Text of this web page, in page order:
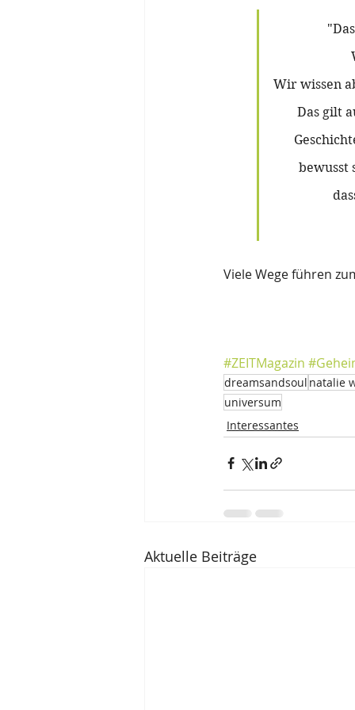
Wir wissen
Das gilt
bewusst
Viele Wege führen
#ZEITMagazin
dreamsandsoul natalie
universum
Interessantes
Aktuelle Beiträge